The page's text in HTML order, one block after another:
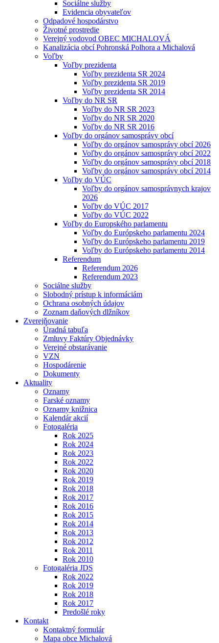
Sociálne služby
Evidencia obyvateľov
Odpadové hospodárstvo
Životné prostredie
Verejný vodovod OBEC MICHALOVÁ
Kanalizácia obcí Pohronská Polhora a Michalová
Voľby
Voľby prezidenta
Voľby prezidenta SR 2024
Voľby prezidenta SR 2019
Voľby prezidenta SR 2014
Voľby do NR SR
Voľby do NR SR 2023
Voľby do NR SR 2020
Voľby do NR SR 2016
Voľby do orgánov samosprávy obcí
Voľby do orgánov samosprávy obcí 2026
Voľby do orgánov samosprávy obcí 2022
Voľby do orgánov samosprávy obcí 2018
Voľby do orgánov samosprávy obcí 2014
Voľby do VÚC
Voľby do orgánov samosprávnych krajov
2026
Voľby do VÚC 2017
Voľby do VÚC 2022
Voľby do Europského parlamentu
Voľby do Európskeho parlamentu 2024
Voľby do Európskeho parlamentu 2019
Voľby do Európskeho parlamentu 2014
Referendum
Referendum 2026
Referendum 2023
Sociálne služby
Slobodný prístup k informáciám
Ochrana osobných údajov
Zoznam daňových dlžníkov
Zverejňovanie
Úradná tabuľa
Zmluvy Faktúry Objednávky
Verejné obstarávanie
VZN
Hospodárenie
Dokumenty
Aktuality
Oznamy
Farské oznamy
Oznamy knižnica
Kalendár akcií
Fotogaléria
Rok 2025
Rok 2024
Rok 2023
Rok 2022
Rok 2020
Rok 2019
Rok 2018
Rok 2017
Rok 2016
Rok 2015
Rok 2014
Rok 2013
Rok 2012
Rok 2011
Rok 2010
Fotogaléria JDS
Rok 2022
Rok 2019
Rok 2018
Rok 2017
Predošlé roky
Kontakt
Kontaktný formulár
Mapa obce Michalová